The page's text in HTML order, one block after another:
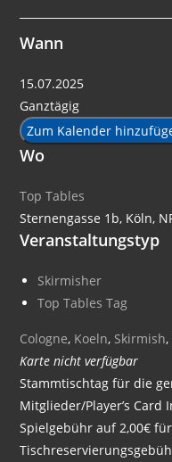
Wann
15.07.2025
Ganztägig
Zum Kalender
Wo
Top Tables
Sternengasse 1b, Köln,
Veranstaltungstyp
Skirmisher
Top Tables Tag
Cologne, Koeln, Skirmish,
Karte nicht verfügbar
Stammtischtag für die
Mitglieder/Player’s
Spielgebühr auf 2,00€